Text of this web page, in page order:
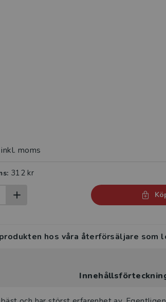
inkl. moms
312 kr
hos våra återförsäljare som